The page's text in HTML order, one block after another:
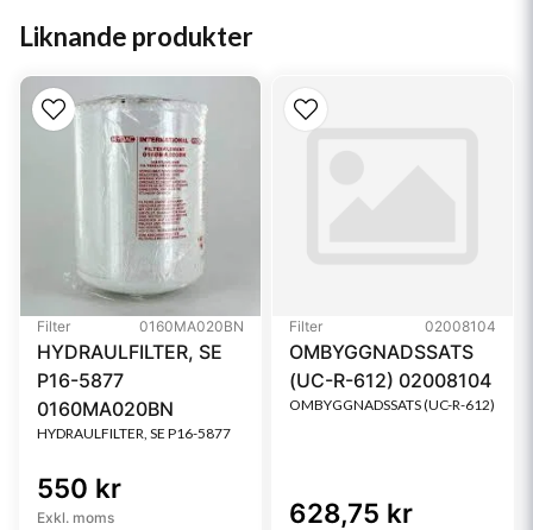
Style
Media Type
Liknande produkter
Filter 0160MA020BN
HYDRAULFILTER, SE
P16-5877
0160MA020BN
HYDRAULFILTER, SE P16-5877
550 kr
Exkl. moms
Filter 02008104
OMBYGGNADSSATS
(UC-R-612) 02008104
OMBYGGNADSSATS (UC-R-612)
628,75 kr